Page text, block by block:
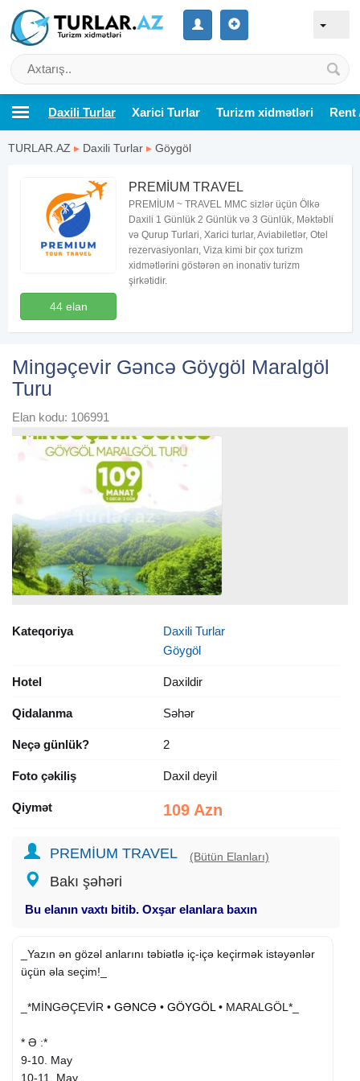
Daxili Turlar Xarici Turlar Turizm xidmətləri Rent
TURLAR.AZ ▸ Daxili Turlar ▸ Göygöl
44 elan
PREMİUM TRAVEL
PREMİUM ~ TRAVEL MMC sizlər üçün Ölkə
Daxili 1 Günlük 2 Günlük və 3 Günlük, Məktəbli
və Qurup Turlari, Xarici turlar, Aviabiletlər, Otel
rezervasiyonları, Viza kimi bir çox turizm
xidmətlərini göstərən ən inonativ turizm
şirkətidir.
Mingəçevir Gəncə Göygöl Maralgöl
Turu
Elan kodu: 106991
Kateqoriya
Daxili Turlar
Göygöl
Hotel Daxildir
Qidalanma Səhər
Neçə günlük? 2
Foto çəkiliş Daxil deyil
Qiymət 109 Azn
PREMİUM TRAVEL (Bütün Elanları)
Bakı şəhəri
Bu elanın vaxtı bitib. Oxşar elanlara baxın
_Yazın ən gözəl anlarını təbiətlə iç-içə keçirmək istəyənlər
üçün əla seçim!_
_*MİNGƏÇEVİR • GƏNCƏ • GÖYGÖL • MARALGÖL*_
* Ə :*
9-10. May
10-11. May